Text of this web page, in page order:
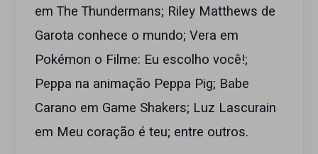
em The Thundermans; Riley Matthews de
Garota conhece o mundo; Vera em
Pokémon o Filme: Eu escolho você!;
Peppa na animação Peppa Pig; Babe
Carano em Game Shakers; Luz Lascurain
em Meu coração é teu; entre outros.